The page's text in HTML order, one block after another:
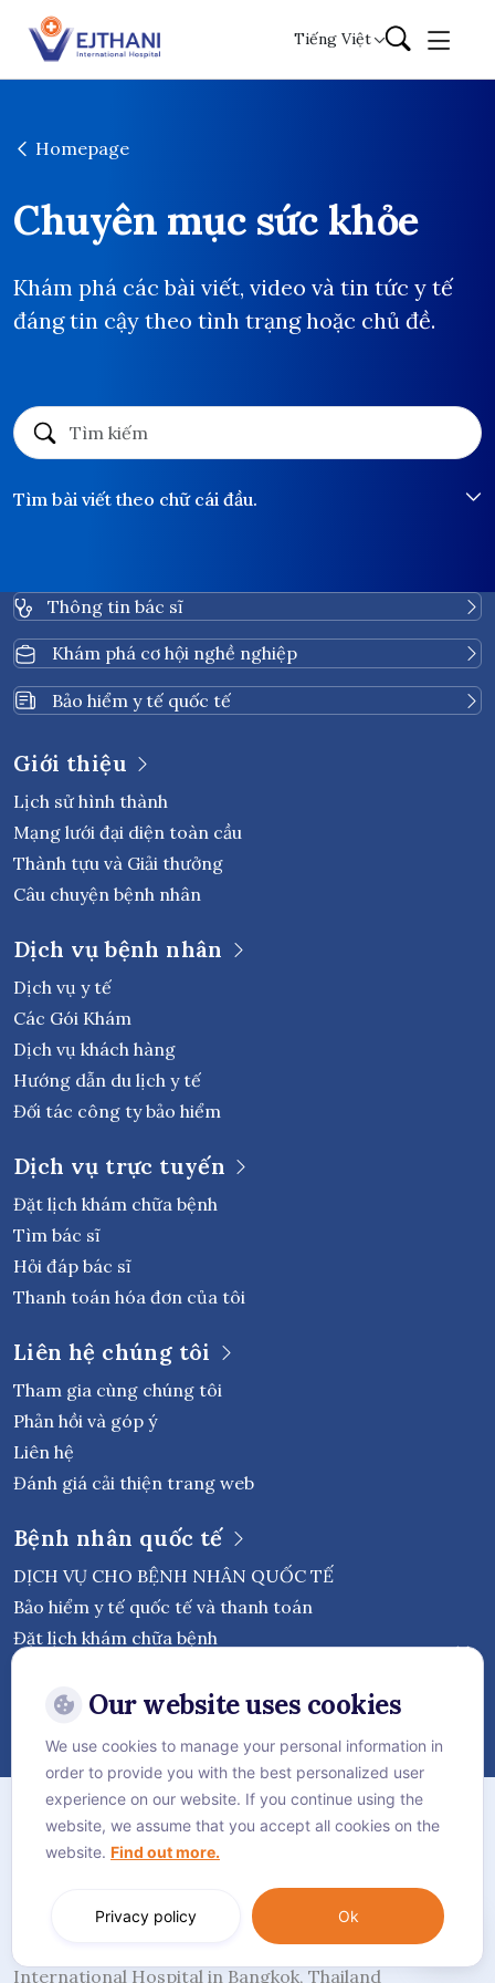
Skip to content
Tiếng Việt
Homepage
Chuyên mục sức khỏe
Khám phá các bài viết, video và tin tức y tế
đáng tin cậy theo tình trạng hoặc chủ đề.
Tìm bài viết theo chữ cái đầu.
Thông tin bác sĩ
Khám phá cơ hội nghề nghiệp
Bảo hiểm y tế quốc tế
Giới thiệu
Lịch sử hình thành
Mạng lưới đại diện toàn cầu
Thành tựu và Giải thưởng
Câu chuyện bệnh nhân
Dịch vụ bệnh nhân
Dịch vụ y tế
Các Gói Khám
Dịch vụ khách hàng
Hướng dẫn du lịch y tế
Đối tác công ty bảo hiểm
Dịch vụ trực tuyến
Đặt lịch khám chữa bệnh
Tìm bác sĩ
Hỏi đáp bác sĩ
Thanh toán hóa đơn của tôi
Liên hệ chúng tôi
Tham gia cùng chúng tôi
Phản hồi và góp ý
Liên hệ
Đánh giá cải thiện trang web
Bệnh nhân quốc tế
DỊCH VỤ CHO BỆNH NHÂN QUỐC TẾ
Bảo hiểm y tế quốc tế và thanh toán
Đặt lịch khám chữa bệnh
Theo dõi Bệnh viện Quốc tế Vejthani
Chính sách bảo mật
Chính sách Cookie
© Vejthani International Hospital | JCI Accredited
International Hospital in Bangkok, Thailand
Language:Tiếng Việt
Our website uses cookies
We use cookies to manage your personal information in
order to provide you with the best personalized user
experience on our website. If you continue using the
website, we assume that you accept all cookies on the
website. Find out more.
Ok
Privacy policy